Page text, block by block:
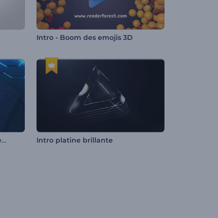
Intro - Boom des emojis 3D
Animation de logo - Séisme en néon Intro platine brillante